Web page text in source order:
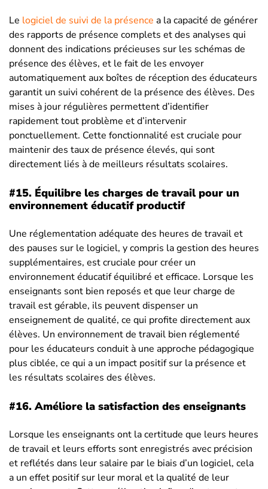
Le logiciel de suivi de la présence a la capacité de générer
des rapports de présence complets et des analyses qui
donnent des indications précieuses sur les schémas de
présence des élèves, et le fait de les envoyer
automatiquement aux boîtes de réception des éducateurs
garantit un suivi cohérent de la présence des élèves. Des
mises à jour régulières permettent d’identifier
rapidement tout problème et d’intervenir
ponctuellement. Cette fonctionnalité est cruciale pour
maintenir des taux de présence élevés, qui sont
directement liés à de meilleurs résultats scolaires.
#15. Équilibre les charges de travail pour un
environnement éducatif productif
Une réglementation adéquate des heures de travail et
des pauses sur le logiciel, y compris la gestion des heures
supplémentaires, est cruciale pour créer un
environnement éducatif équilibré et efficace. Lorsque les
enseignants sont bien reposés et que leur charge de
travail est gérable, ils peuvent dispenser un
enseignement de qualité, ce qui profite directement aux
élèves. Un environnement de travail bien réglementé
pour les éducateurs conduit à une approche pédagogique
plus ciblée, ce qui a un impact positif sur la présence et
les résultats scolaires des élèves.
#16. Améliore la satisfaction des enseignants
Lorsque les enseignants ont la certitude que leurs heures
de travail et leurs efforts sont enregistrés avec précision
et reflétés dans leur salaire par le biais d’un logiciel, cela
a un effet positif sur leur moral et la qualité de leur